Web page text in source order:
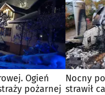
Ogień
pożarnej
Nocny
strawił